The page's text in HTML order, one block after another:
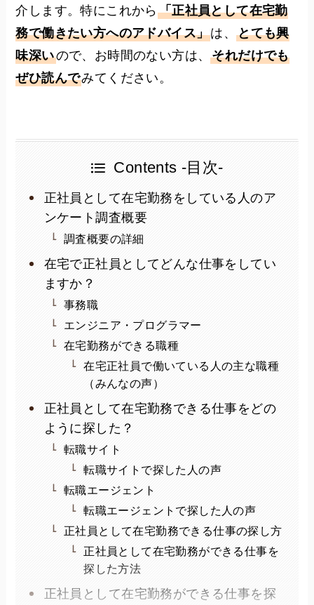
介します。特にこれから 「正社員として在宅勤
務で働きたい方へのアドバイス」は、とても興
味深いので、お時間のない方は、それだけでも
ぜひ読んでみてください。
Contents -目次-
正社員として在宅勤務をしている人のア
ンケート調査概要
調査概要の詳細
在宅で正社員としてどんな仕事をしてい
ますか？
事務職
エンジニア・プログラマー
在宅勤務ができる職種
在宅正社員で働いている人の主な職種
（みんなの声）
正社員として在宅勤務できる仕事をどの
ように探した？
転職サイト
転職サイトで探した人の声
転職エージェント
転職エージェントで探した人の声
正社員として在宅勤務できる仕事の探し方
正社員として在宅勤務ができる仕事を
探した方法
正社員として在宅勤務ができる仕事を探